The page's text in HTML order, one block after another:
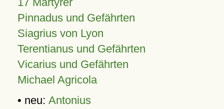
Pinnadus und Gefährten
Siagrius von Lyon
Terentianus und Gefährten
Vicarius und Gefährten
Michael Agricola
• neu: Antonius